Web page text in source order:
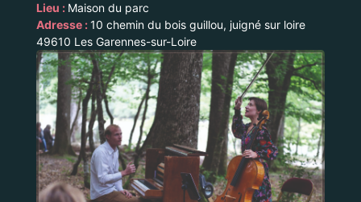
Lieu : Maison du parc
Adresse :10 chemin du bois guillou, juigné sur loire
49610 Les Garennes-sur-Loire